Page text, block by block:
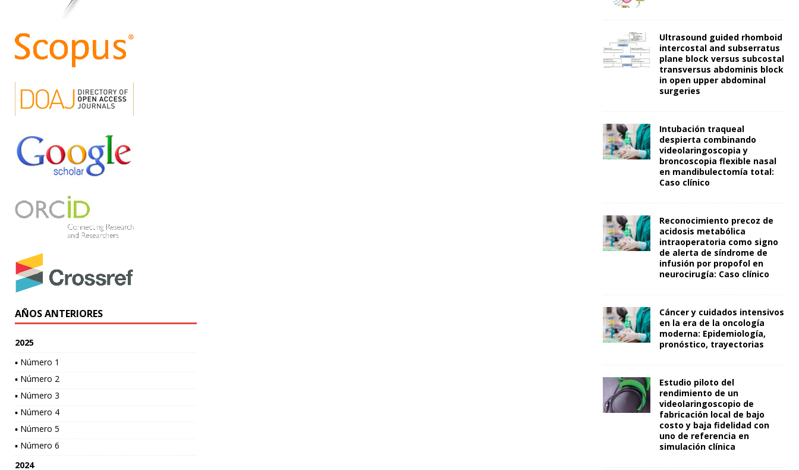
AÑOS ANTERIORES
2025
▪ Número 1
▪ Número 2
▪ Número 3
▪ Número 4
▪ Número 5
▪ Número 6
2024
Ultrasound guided rhomboid
intercostal and subserratus
plane block versus subcostal
transversus abdominis block
in open upper abdominal
surgeries
Intubación traqueal
despierta combinando
videolaringoscopia y
broncoscopia flexible nasal
en mandibulectomía total:
Caso clínico
Reconocimiento precoz de
acidosis metabólica
intraoperatoria como signo
de alerta de síndrome de
infusión por propofol en
neurocirugía: Caso clínico
Cáncer y cuidados intensivos
en la era de la oncología
moderna: Epidemiología,
pronóstico, trayectorias
Estudio piloto del
rendimiento de un
videolaringoscopio de
fabricación local de bajo
costo y baja fidelidad con
uno de referencia en
simulación clínica